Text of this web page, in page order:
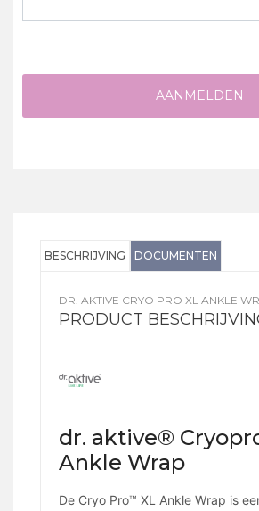
AANMELDEN
BESCHRIJVING DOCUMENTEN
DR. AKTIVE CRYO PRO XL ANKLE
PRODUCT
dr. aktive®
Ankle Wrap
De Cryo Pro™ XL Ankle Wrap is